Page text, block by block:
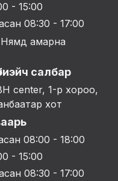
- 15:00
08:30 - 17:00
амарна
салбар
center, 1-р хороо,
хот
08:00 - 18:00
- 15:00
08:30 - 17:00